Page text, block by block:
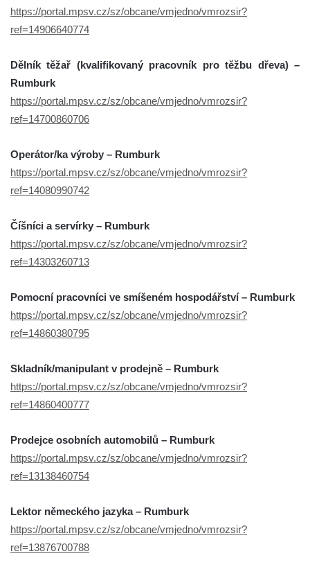
https://portal.mpsv.cz/sz/obcane/vmjedno/vmrozsir?
ref=14906640774
Dělník těžař (kvalifikovaný pracovník pro těžbu dřeva) –
Rumburk
https://portal.mpsv.cz/sz/obcane/vmjedno/vmrozsir?
ref=14700860706
Operátor/ka výroby – Rumburk
https://portal.mpsv.cz/sz/obcane/vmjedno/vmrozsir?
ref=14080990742
Číšníci a servírky – Rumburk
https://portal.mpsv.cz/sz/obcane/vmjedno/vmrozsir?
ref=14303260713
Pomocní pracovníci ve smíšeném hospodářství – Rumburk
https://portal.mpsv.cz/sz/obcane/vmjedno/vmrozsir?
ref=14860380795
Skladník/manipulant v prodejně – Rumburk
https://portal.mpsv.cz/sz/obcane/vmjedno/vmrozsir?
ref=14860400777
Prodejce osobních automobilů – Rumburk
https://portal.mpsv.cz/sz/obcane/vmjedno/vmrozsir?
ref=13138460754
Lektor německého jazyka – Rumburk
https://portal.mpsv.cz/sz/obcane/vmjedno/vmrozsir?
ref=13876700788